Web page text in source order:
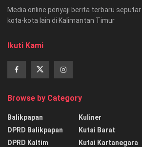
Media online penyaji berita terbaru
kota-kota lain di Kalimantan Timur
Ikuti Kami
Browse by Category
Balikpapan
DPRD Balikpapan
DPRD Kaltim
Kuliner
Kutai Barat
Kutai Kartanegara